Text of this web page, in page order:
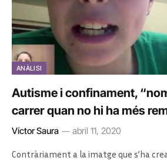
ANÀLISI
Autisme i confinament,
carrer quan no hi ha més
Víctor Saura abril 11, 2020
Contràriament a la imatge que s’ha